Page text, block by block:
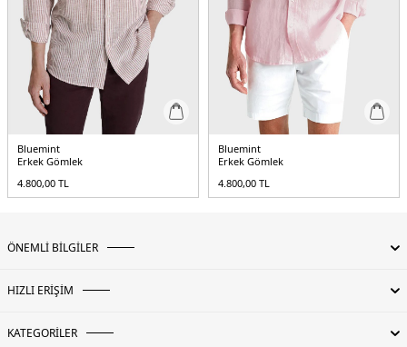
Bluemint
Erkek Gömlek
4.800,00 TL
Bluemint
Erkek Gömlek
4.800,00 TL
ÖNEMLİ BİLGİLER
HIZLI ERİŞİM
KATEGORİLER